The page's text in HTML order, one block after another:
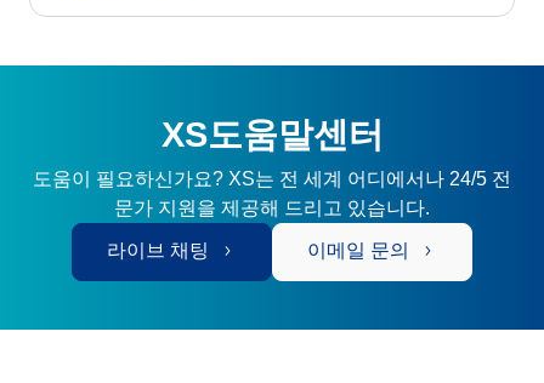
XS도움말센터
도움이 필요하신가요? XS는 전 세계 어디에서나 24/5 전
문가 지원을 제공해 드리고 있습니다.
라이브 채팅 이메일 문의